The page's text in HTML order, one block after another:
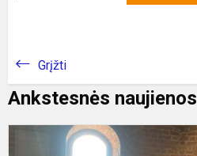
Grįžti
Ankstesnės naujienos